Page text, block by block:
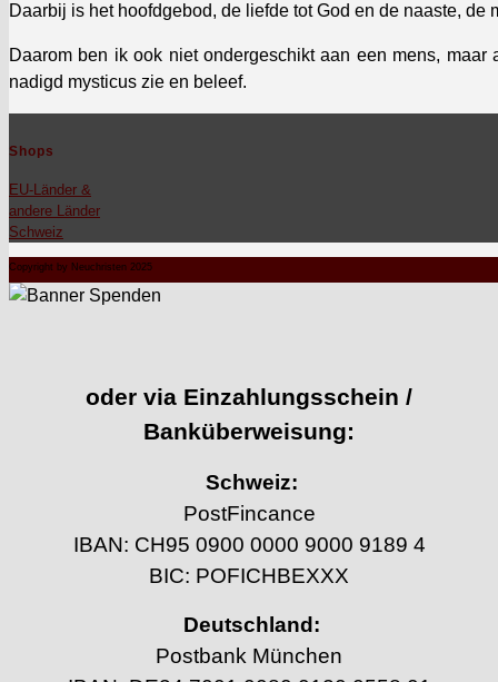
Daar­bij is het hoofdge­bod, de liefde tot God en de naaste, de
Daarom ben ik ook niet ondergeschikt aan een mens,
nadigd mys­ti­cus zie en beleef.
Shops
EU-Län­der &
andere Län­der
Schweiz
Copyright by Neuchristen 2025
oder via Einzahlungsschein /
Banküberweisung:
Schweiz:
PostFincance
IBAN: CH95 0900 0000 9000 9189 4
BIC: POFICHBEXXX
Deutschland:
Postbank München